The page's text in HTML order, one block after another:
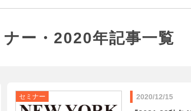
ナー・2020年記事一覧
2020/12/15